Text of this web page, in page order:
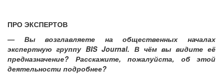
ПРО ЭКСПЕРТОВ
— Вы возглавляете на общественных началах
экспертную группу BIS Journal. В чём вы видите её
предназначение? Расскажите, пожалуйста, об этой
деятельности подробнее?